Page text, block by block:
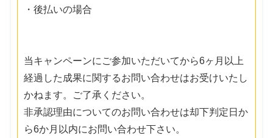
・後払いの場合
当キャンペーンにご参加いただいてから6ヶ月以上
経過した成果に関するお問い合わせはお受けいたし
かねます。ご了承ください。
非承認理由についてのお問い合わせは却下判定日か
ら6か月以内にお問い合わせ下さい。